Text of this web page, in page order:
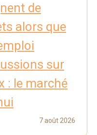
de
alors que
sur
: le marché
7 août 2026